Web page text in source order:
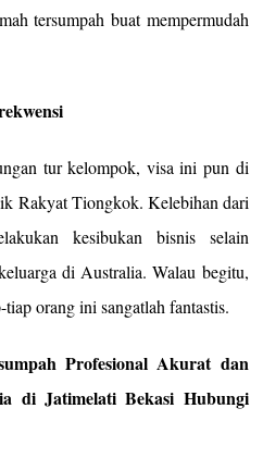
tersumpah buat mempermudah
tur kelompok, visa ini pun di
Rakyat Tiongkok. Kelebihan dari
kesibukan bisnis selain
di Australia. Walau begitu,
orang ini sangatlah fantastis.
Profesional Akurat dan
di Jatimelati Bekasi Hubungi